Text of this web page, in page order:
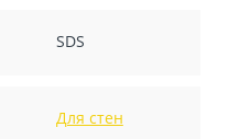
SDS
Для стен